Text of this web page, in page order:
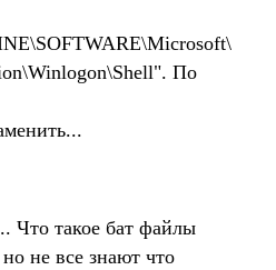
По
Что такое бат файлы
не все знают что